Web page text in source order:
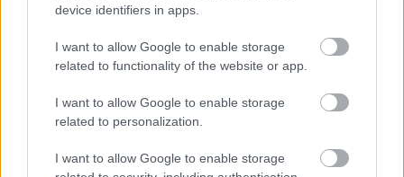
device identifiers in apps.
I want to allow Google to enable storage
related to functionality of the website or app.
I want to allow Google to enable storage
related to personalization.
I want to allow Google to enable storage
Kapcsolódó hírek
PHIL JONES